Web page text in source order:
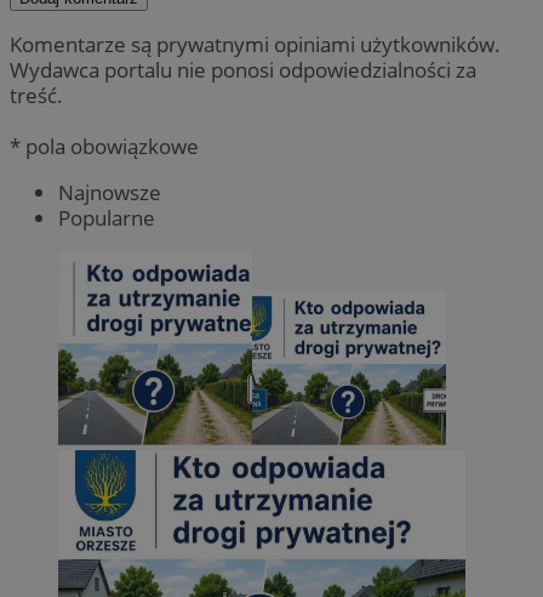
Komentarze są prywatnymi opiniami użytkowników.
Wydawca portalu nie ponosi odpowiedzialności za
treść.
* pola obowiązkowe
Najnowsze
Popularne